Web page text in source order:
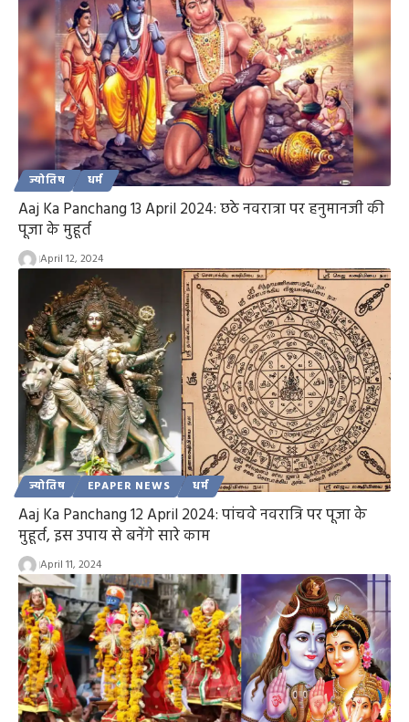
ज्योतिष धर्म
Aaj Ka Panchang 13 April 2024: छठे नवरात्रा पर हनुमानजी की
पूजा के मुहूर्त
April 12, 2024
ज्योतिष EPAPER NEWS धर्म
Aaj Ka Panchang 12 April 2024: पांचवे नवरात्रि पर पूजा के
मुहूर्त, इस उपाय से बनेंगे सारे काम
April 11, 2024